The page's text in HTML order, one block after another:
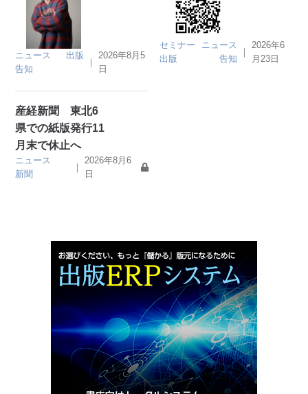
ニュース
出版
告知
｜
2026年8月5
日
セミナー
ニュース
出版
告知
｜
2026年6
月23日
産経新聞 東北6
県での紙版発行11
月末で休止へ
ニュース
新聞
｜
2026年8月6
日